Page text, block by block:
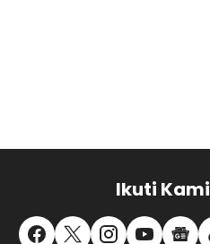
Ikuti Kami